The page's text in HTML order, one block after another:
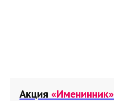
Акция «Именинник»